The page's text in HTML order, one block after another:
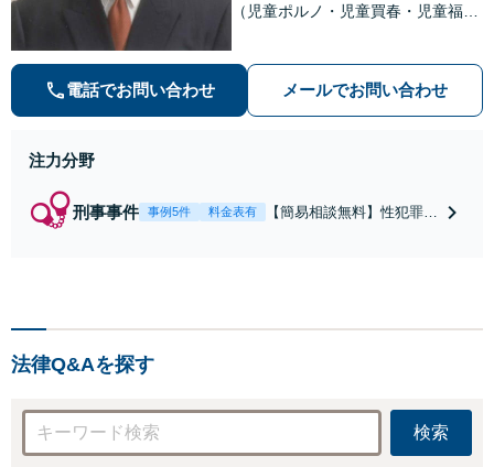
（児童ポルノ・児童買春・児童福祉
等）に非常に詳しい弁護士です
電話でお問い合わせ メールでお問い合わせ
注力分野
刑事事件 事例5件 料金表有
【簡易相談無料】性犯罪
法律Q&Aを探す
検索